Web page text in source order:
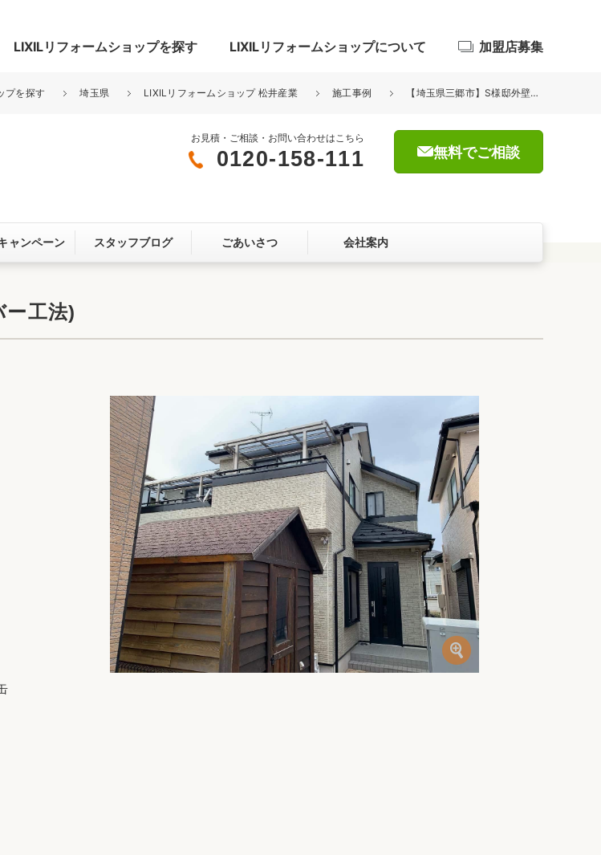
玄関まわり 門まわり 屋根・外壁
カースペース
LIXILリフォームショップを探す LIXILリフォームショップについて
アンケート
ここちいい暮らしをつくる、価値・性能向上
リフォームアクセル
加盟店募集
プを探す 埼玉県 LIXILリフォームショップ 松井産業 施工事例 【埼玉県三郷市】S様邸外壁屋根改修工事(カバー工法)
お見積・ご相談・お問い合わせはこちら
0120-158-111 無料でご相談
ャンペーン スタッフブログ ごあいさつ 会社案内
ー工法)